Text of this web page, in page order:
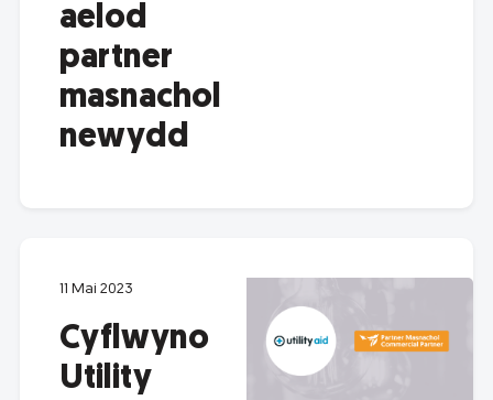
aelod
partner
masnachol
newydd
11 Mai 2023
Cyflwyno
Utility